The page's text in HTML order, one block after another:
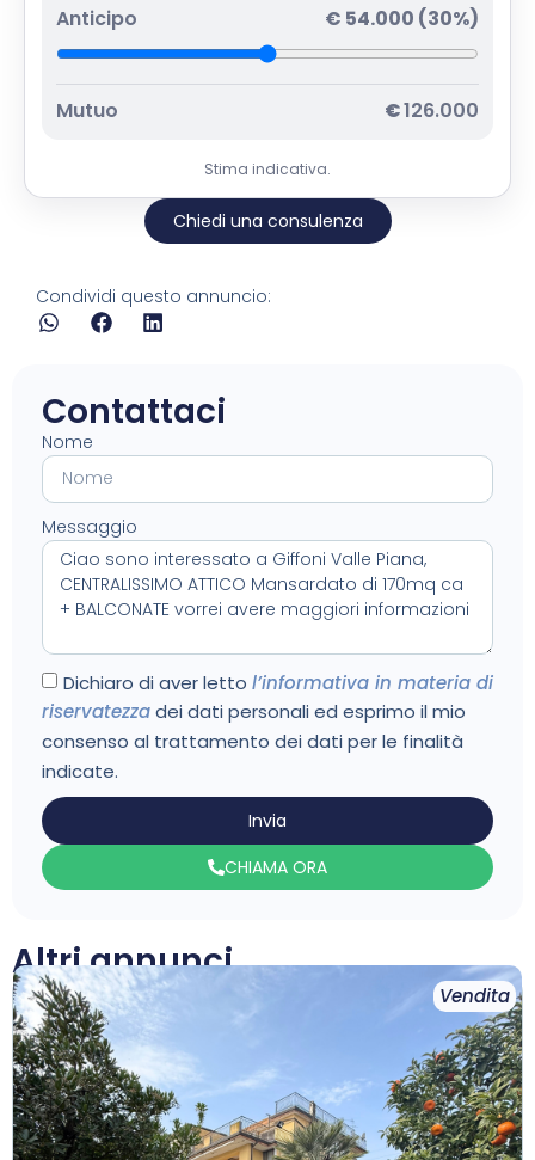
Contattaci
Nome
Messaggio
Dichiaro di aver letto l’informativa in materia di
riservatezzadei dati personali ed esprimo il mio
consenso al trattamento dei dati per le finalità
indicate.
Invia
CHIAMA ORA
Anticipo € 54.000 (30%)
Mutuo €126.000
Stima indicativa.
Chiedi una consulenza
Condividi questo annuncio:
Altri annunci
Vendita